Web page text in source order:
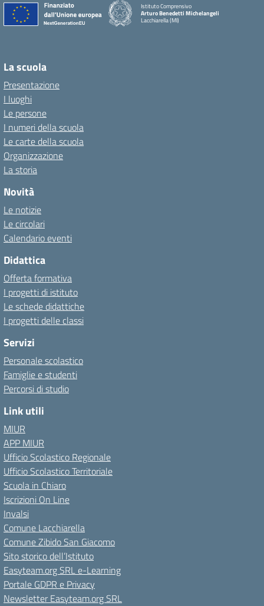
Istituto Comprensivo
Arturo Benedetti Michelangeli
Lacchiarella (MI)
La scuola
Presentazione
I luoghi
Le persone
I numeri della scuola
Le carte della scuola
Organizzazione
La storia
Novità
Le notizie
Le circolari
Calendario eventi
Didattica
Offerta formativa
I progetti di istituto
Le schede didattiche
I progetti delle classi
Servizi
Personale scolastico
Famiglie e studenti
Percorsi di studio
Link utili
MIUR
APP MIUR
Ufficio Scolastico Regionale
Ufficio Scolastico Territoriale
Scuola in Chiaro
Iscrizioni On Line
Invalsi
Comune Lacchiarella
Comune Zibido San Giacomo
Sito storico dell’Istituto
Easyteam.org SRL e-Learning
Portale GDPR e Privacy
Newsletter Easyteam.org SRL